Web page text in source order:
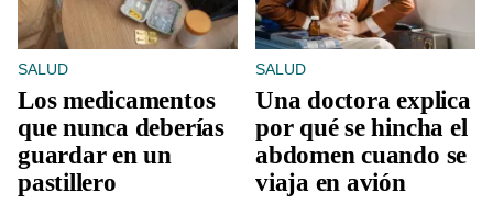
SALUD
Los medicamentos
que nunca deberías
guardar en un
pastillero
SALUD
Una doctora explica
por qué se hincha el
abdomen cuando se
viaja en avión